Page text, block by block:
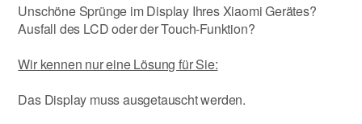
Unschöne Sprünge im Display Ihres Xiaomi Gerätes?
Ausfall des LCD oder der Touch-Funktion?
Wir kennen nur eine Lösung für Sie:
Das Display muss ausgetauscht werden.